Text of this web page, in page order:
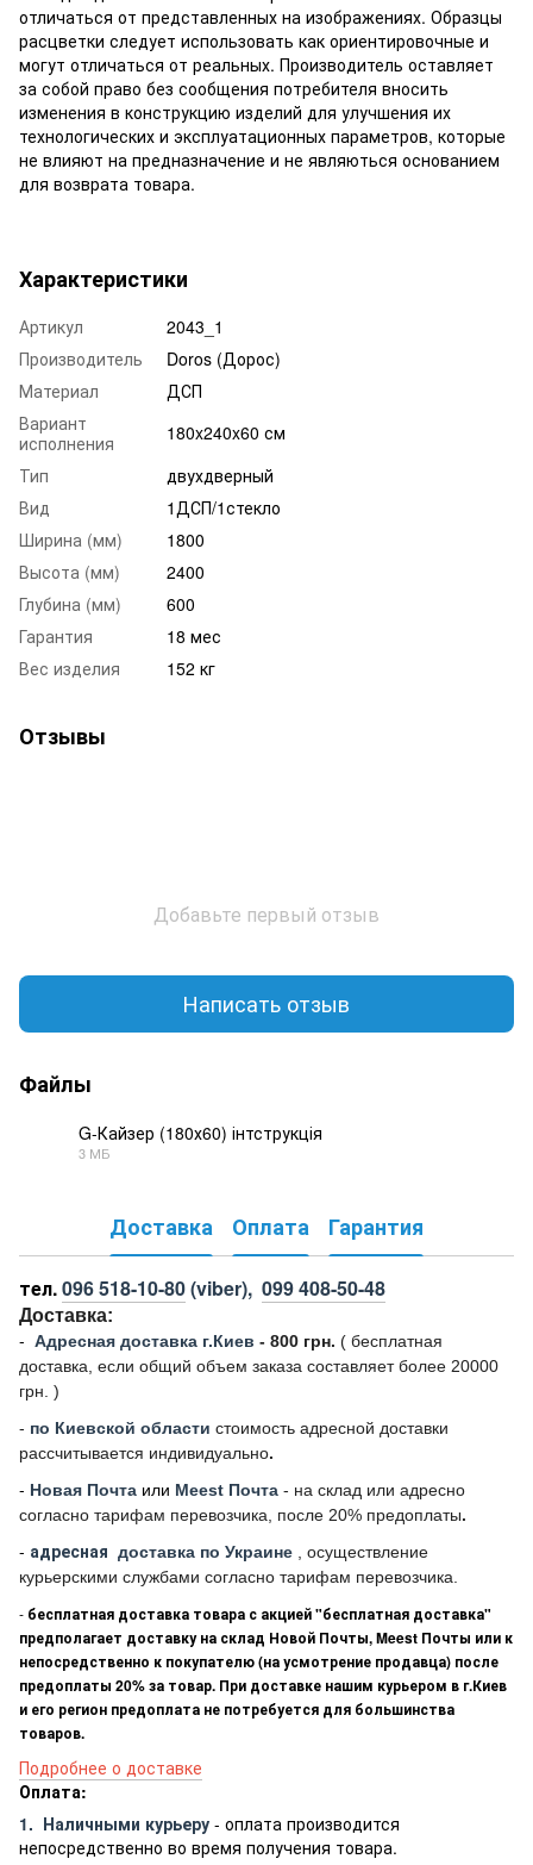
отличаться от представленных на изображениях. Образцы
расцветки следует использовать как ориентировочные и
могут отличаться от реальных. Производитель оставляет
за собой право без сообщения потребителя вносить
изменения в конструкцию изделий для улучшения их
технологических и эксплуатационных параметров, которые
не влияют на предназначение и не являються основанием
для возврата товара.
Характеристики
Артикул
2043_1
Производитель
Doros (Дорос)
Материал
ДСП
Вариант
исполнения
180x240x60 см
Тип
двухдверный
Вид
1ДСП/1стекло
Ширина (мм)
1800
Высота (мм)
2400
Глубина (мм)
600
Гарантия
18 мес
Вес изделия
152 кг
Отзывы
Добавьте первый отзыв
Написать отзыв
Файлы
G-Кайзер (180х60) інтструкція
3 МБ
Доставка Оплата Гарантия
тел.096 518-10-80(viber), 099 408-50-48
Доставка:
- Адресная доставка г.Киев - 800 грн. ( бесплатная
доставка, если общий объем заказа составляет более 20000
грн. )
- по Киевской области стоимость адресной доставки
рассчитывается индивидуально.
- Новая Почта или Meest Почта - на склад или адресно
согласно тарифам перевозчика, после 20% предоплаты.
- адресная доставка по Украине
, осуществление
курьерскими службами согласно тарифам перевозчика.
- бесплатная доставка товара с акцией "бесплатная доставка"
предполагает доставку на склад Новой Почты, Meest Почты или к
непосредственно к покупателю (на усмотрение продавца) после
предоплаты 20% за товар. При доставке нашим курьером в г.Киев
и его регион предоплата не потребуется для большинства
товаров.
Подробнее о доставке
Оплата:
1. Наличными курьеру - оплата производится
непосредственно во время получения товара.